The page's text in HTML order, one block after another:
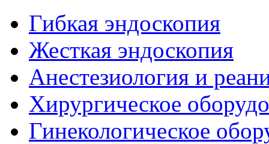
Гибкая эндоскопия
Жесткая эндоскопия
Анестезиология и
Хирургическое
Гинекологическое